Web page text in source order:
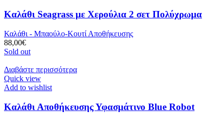
Καλάθι Seagrass με Χερούλια 2 σετ Πολύχρωμα
Καλάθι - Μπαούλο-Κουτί Αποθήκευσης
88,00€
Sold out
Διαβάστε περισσότερα
Quick view
Add to wishlist
Καλάθι Αποθήκευσης Υφασμάτινο Blue Robot